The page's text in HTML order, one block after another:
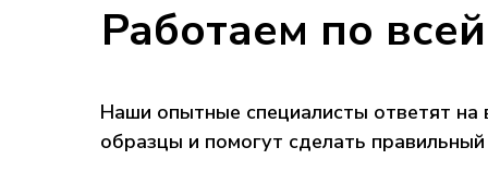
Работаем по
Наши опытные специалисты ответят
образцы и помогут сделать